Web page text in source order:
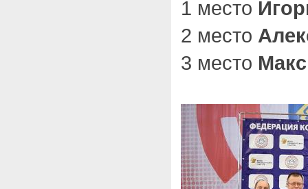
1 место
2 место
3 место